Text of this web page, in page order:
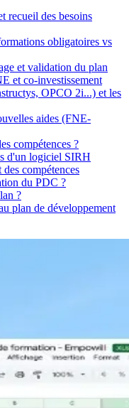
recueil des besoins
obligatoires vs
et validation du plan
et co-investissement
OPCO 2i...) et les
aides (FNE-
compétences ?
d'un logiciel SIRH
compétences
du PDC ?
?
plan de développement